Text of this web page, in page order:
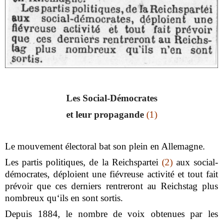
Les Social-Démocrates
et leur propagande (1)
Le mouvement électoral bat son plein en Allemagne.
Les partis politiques, de la Reichspartei (2) aux social-
démocrates, déploient une fiévreuse activité et tout fait
prévoir que ces derniers rentreront au Reichstag plus
nombreux qu‘ils en sont sortis.
Depuis 1884, le nombre de voix obtenues par les